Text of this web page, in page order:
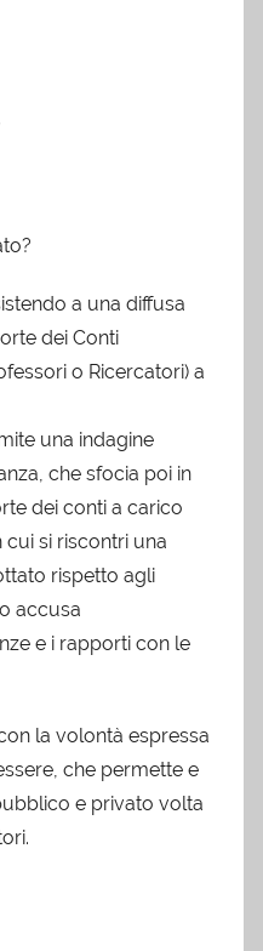
a una diffusa
dei Conti
o Ricercatori) a
una indagine
che sfocia poi in
dei conti a carico
cui si riscontri una
rispetto agli
accusa
e i rapporti con le
la volontà espressa
che permette e
e privato volta